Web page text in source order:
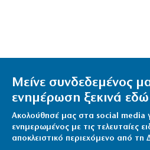
Μείνε συνδεδεμένος
ενημέρωση ξεκινά
Ακολούθησέ μας στα social media
ενημερωμένος με τις τελευταίες
αποκλειστικό περιεχόμενο από τη